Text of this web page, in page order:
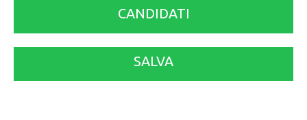
CANDIDATI
SALVA